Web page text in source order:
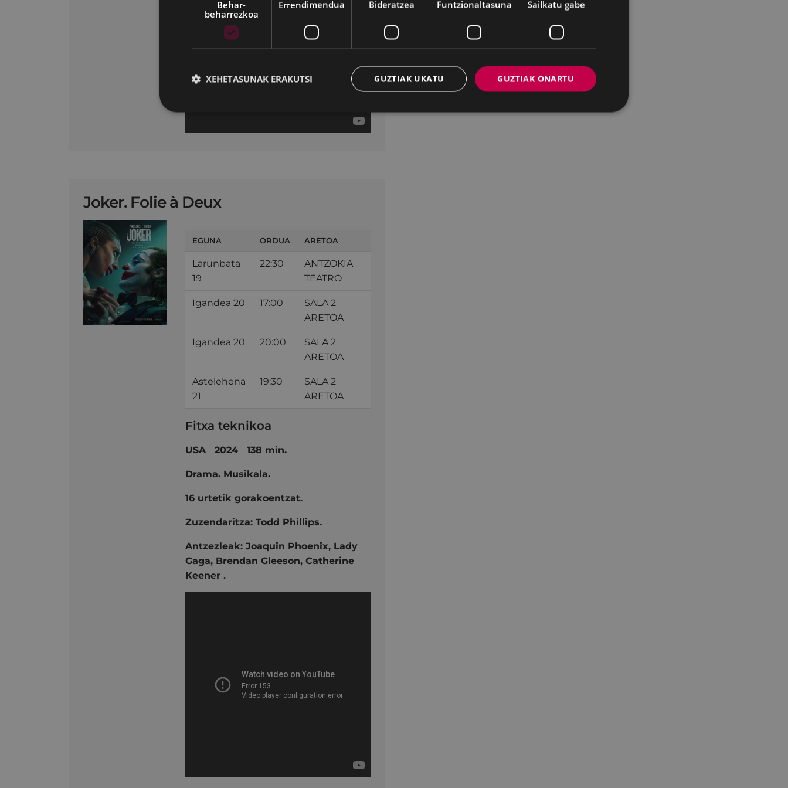
Joker. Folie à Deux
EGUNA ORDUA ARETOA
Larunbata
19
22:30
ANTZOKIA
TEATRO
Igandea 20 17:00
SALA 2
ARETOA
Igandea 20 20:00
SALA 2
ARETOA
Astelehena
21
19:30
SALA 2
ARETOA
Fitxa teknikoa
USA 2024 138 min.
Drama. Musikala.
16 urtetik gorakoentzat.
Zuzendaritza: Todd Phillips.
Antzezleak: Joaquin Phoenix, Lady
Gaga, Brendan Gleeson, Catherine
Keener .
Behar-
beharrezkoa
Errendimendua Bideratzea Funtzionaltasuna Sailkatu gabe
GUZTIAK ONARTU
GUZTIAK UKATU
XEHETASUNAK ERAKUTSI